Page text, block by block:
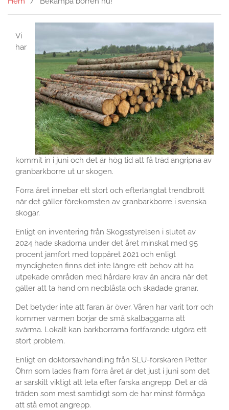
Vi
har
kommit in i juni och det är hög tid att få träd angripna av
granbarkborre ut ur skogen.
Förra året innebar ett stort och efterlängtat trendbrott
när det gäller förekomsten av granbarkborre i svenska
skogar.
Enligt en inventering från Skogsstyrelsen i slutet av
2024 hade skadorna under det året minskat med 95
procent jämfört med toppåret 2021 och enligt
myndigheten finns det inte längre ett behov att ha
utpekade områden med hårdare krav än andra när det
gäller att ta hand om nedblåsta och skadade granar.
Det betyder inte att faran är över. Våren har varit torr och
kommer värmen börjar de små skalbaggarna att
svärma. Lokalt kan barkborrarna fortfarande utgöra ett
stort problem.
Enligt en doktorsavhandling från SLU-forskaren Petter
Öhrn som lades fram förra året är det just i juni som det
är särskilt viktigt att leta efter färska angrepp. Det är då
träden som mest samtidigt som de har minst förmåga
att stå emot angrepp.